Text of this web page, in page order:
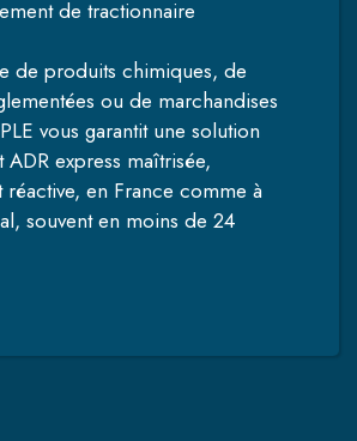
de tractionnaire
de produits chimiques, de
ou de marchandises
vous garantit une solution
express maîtrisée,
réactive, en France comme à
souvent en moins de 24